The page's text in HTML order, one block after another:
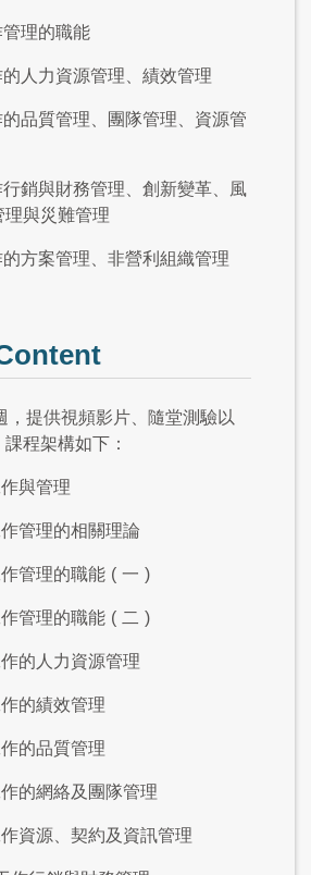
理的職能
人力資源管理、績效管理
品質管理、團隊管理、資源管
銷與財務管理、創新變革、風
理與災難管理
方案管理、非營利組織管理
，提供視頻影片、隨堂測驗以
程架構如下：
與管理
管理的相關理論
管理的職能 ( 一 )
管理的職能 ( 二 )
的人力資源管理
的績效管理
的品質管理
的網絡及團隊管理
資源、契約及資訊管理